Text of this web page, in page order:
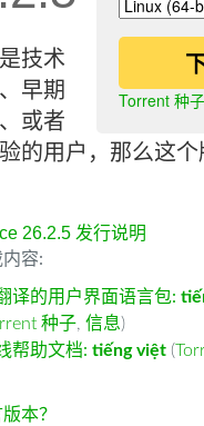
Torrent 种子
技术
早期
或者
的用户，那么这
26.2.5 发行说明
内容:
译的用户界面语言包:
种子, 信息)
帮助文档: tiếng việt (
本？